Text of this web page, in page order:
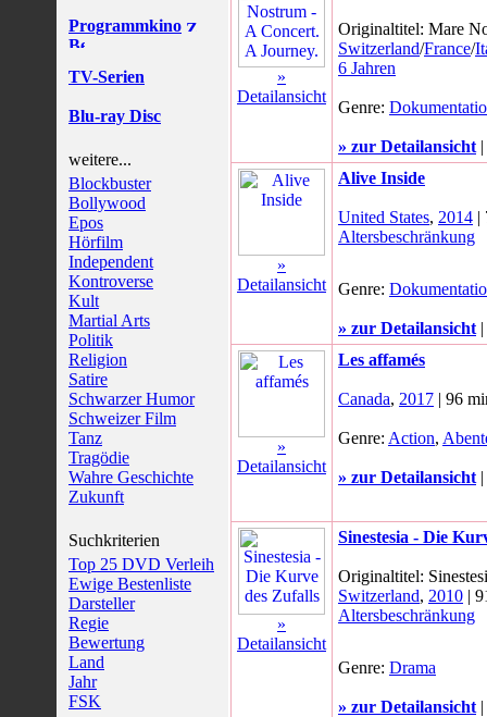
Programmkino
TV-Serien
Blu-ray Disc
weitere...
Blockbuster
Bollywood
Epos
Hörfilm
Independent
Kontroverse
Kult
Martial Arts
Politik
Religion
Satire
Schwarzer Humor
Schweizer Film
Tanz
Tragödie
Wahre Geschichte
Zukunft
Suchkriterien
Top 25 DVD Verleih
Ewige Bestenliste
Darsteller
Regie
Bewertung
Land
Jahr
FSK
»
Detailansicht
Originaltitel: Mare
Switzerland/France/
6 Jahren
Genre:
» zur Detailansicht |
»
Detailansicht
Alive Inside
United States, 2014 |
Altersbeschränkung
Genre:
» zur Detailansicht |
»
Detailansicht
Les affamés
Canada, 2017 | 96
Genre: Action,
» zur Detailansicht |
»
Detailansicht
Sinestesia - Die
Originaltitel:
Switzerland, 2010 |
Altersbeschränkung
Genre: Drama
» zur Detailansicht |